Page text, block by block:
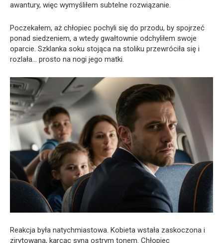
awantury, więc wymyśliłem subtelne rozwiązanie.
Poczekałem, aż chłopiec pochyli się do przodu, by spojrzeć
ponad siedzeniem, a wtedy gwałtownie odchyliłem swoje
oparcie. Szklanka soku stojąca na stoliku przewróciła się i
rozlała… prosto na nogi jego matki.
Reakcja była natychmiastowa. Kobieta wstała zaskoczona i
zirytowana, karcąc syna ostrym tonem. Chłopiec